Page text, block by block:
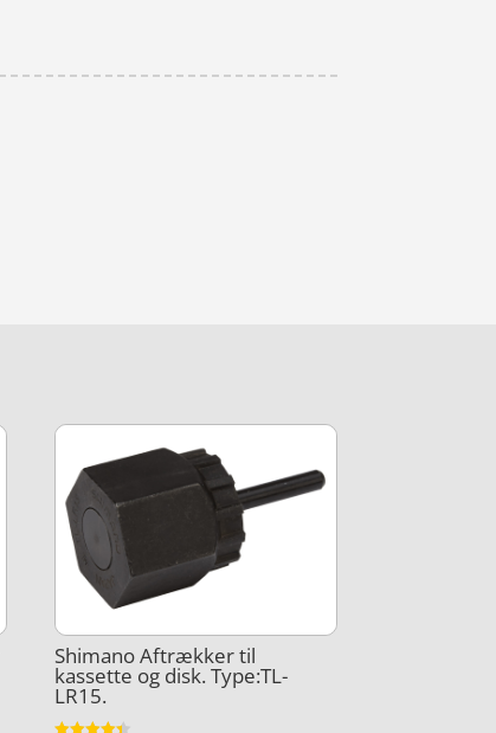
Shimano Aftrækker til
kassette og disk. Type:TL-
LR15.